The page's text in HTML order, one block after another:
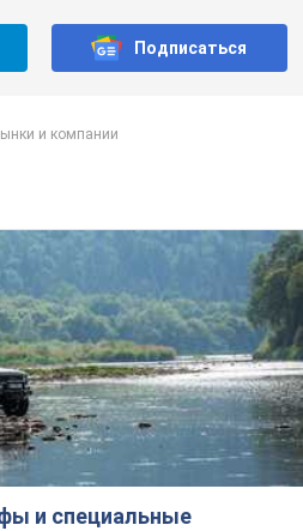
Подписаться
и компании
и специальные